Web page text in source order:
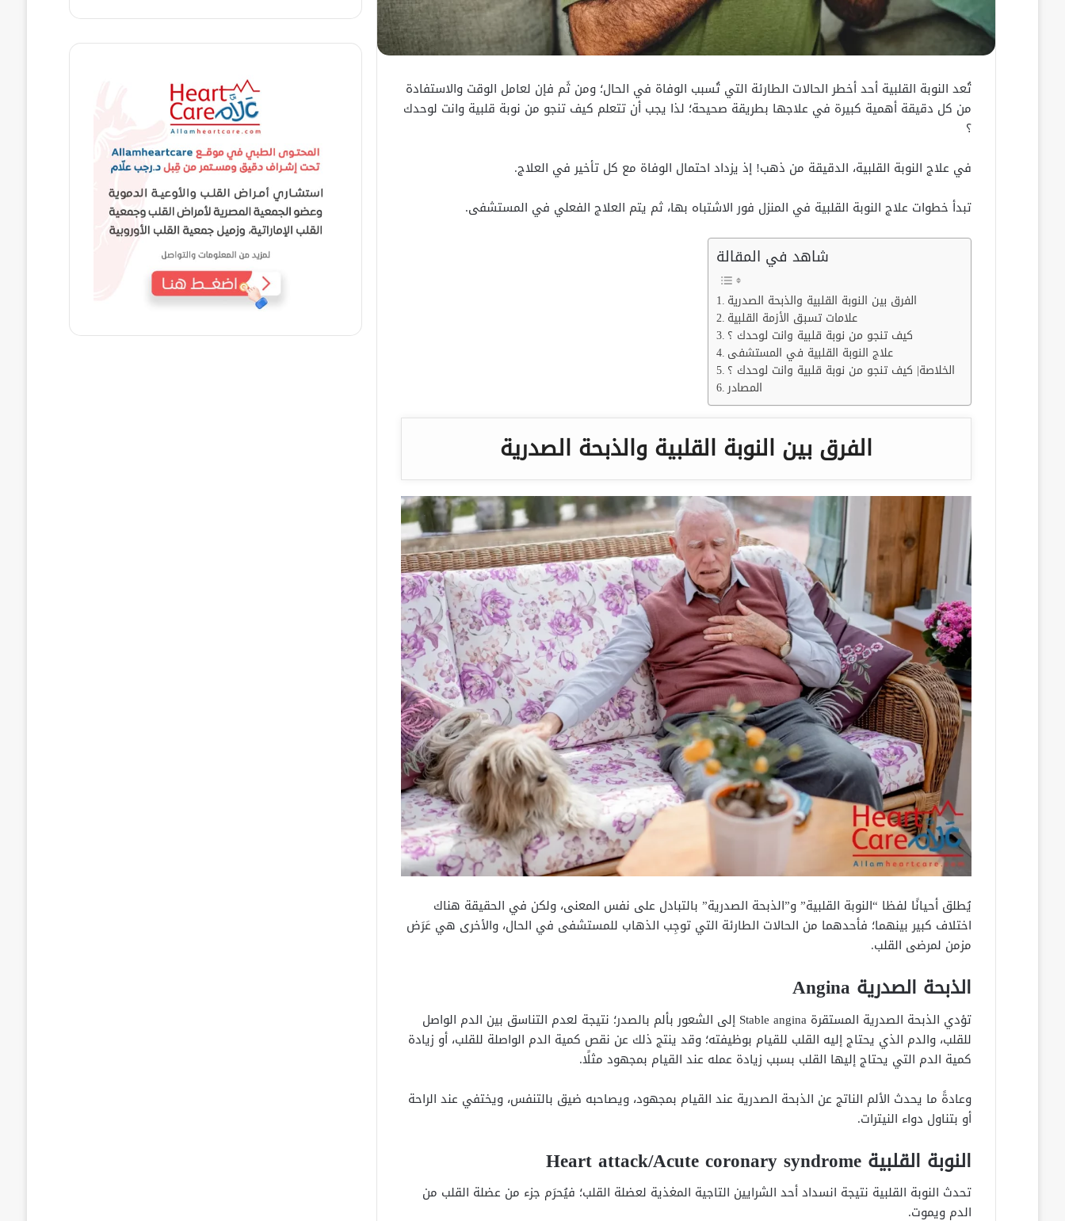
تُعد النوبة القلبية أحد أخطر الحالات الطارئة التي تُسبب الوفاة في الحال؛ ومن ثَم فإن لعامل الوقت والاستفادة
من كل دقيقة أهمية كبيرة في علاجها بطريقة صحيحة؛ لذا يجب أن تتعلم كيف تنجو من نوبة قلبية وانت لوحدك
؟
في علاج النوبة القلبية، الدقيقة من ذهب! إذ يزداد احتمال الوفاة مع كل تأخير في العلاج.
تبدأ خطوات علاج النوبة القلبية في المنزل فور الاشتباه بها، ثم يتم العلاج الفعلي في المستشفى.
شاهد في المقالة
الفرق بين النوبة القلبية والذبحة الصدرية
علامات تسبق الأزمة القلبية
كيف تنجو من نوبة قلبية وانت لوحدك ؟
علاج النوبة القلبية في المستشفى
الخلاصة| كيف تنجو من نوبة قلبية وانت لوحدك ؟
المصادر
الفرق بين النوبة القلبية والذبحة الصدرية
يُطلق أحيانًا لفظا “النوبة القلبية” و”الذبحة الصدرية” بالتبادل على نفس المعنى، ولكن في الحقيقة هناك
اختلاف كبير بينهما؛ فأحدهما من الحالات الطارئة التي توجِب الذهاب للمستشفى في الحال، والأخرى هي عَرَض
مزمن لمرضى القلب.
الذبحة الصدرية Angina
تؤدي الذبحة الصدرية المستقرة Stable angina إلى الشعور بألم بالصدر؛ نتيجة لعدم التناسق بين الدم الواصل
للقلب، والدم الذي يحتاج إليه القلب للقيام بوظيفته؛ وقد ينتج ذلك عن نقص كمية الدم الواصلة للقلب، أو زيادة
كمية الدم التي يحتاج إليها القلب بسبب زيادة عمله عند القيام بمجهود مثلًا.
وعادةً ما يحدث الألم الناتج عن الذبحة الصدرية عند القيام بمجهود، ويصاحبه ضيق بالتنفس، ويختفي عند الراحة
أو بتناول دواء النيترات.
النوبة القلبية Heart attack/Acute coronary syndrome
تحدث النوبة القلبية نتيجة انسداد أحد الشرايين التاجية المغذية لعضلة القلب؛ فيُحرَم جزء من عضلة القلب من
الدم ويموت.